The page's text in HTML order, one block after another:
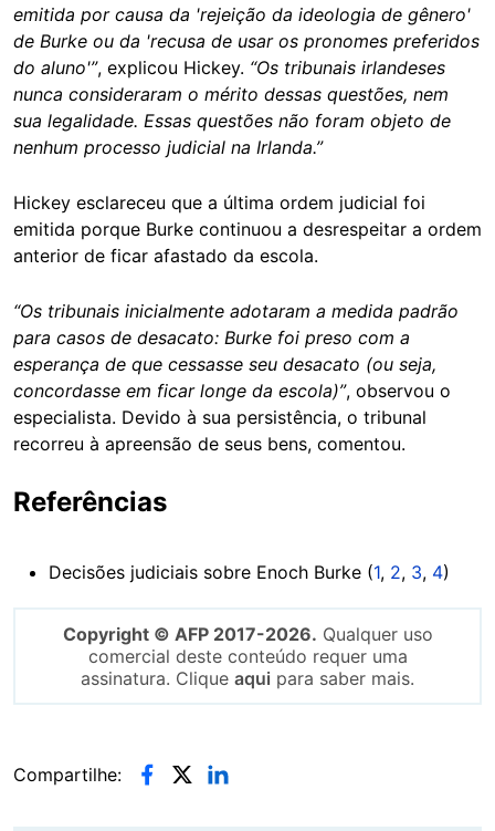
emitida por causa da 'rejeição da ideologia de gênero'
de Burke ou da 'recusa de usar os pronomes preferidos
do aluno'”, explicou Hickey. “Os tribunais irlandeses
nunca consideraram o mérito dessas questões, nem
sua legalidade. Essas questões não foram objeto de
nenhum processo judicial na Irlanda.”
Hickey esclareceu que a última ordem judicial foi
emitida porque Burke continuou a desrespeitar a ordem
anterior de ficar afastado da escola.
“Os tribunais inicialmente adotaram a medida padrão
para casos de desacato: Burke foi preso com a
esperança de que cessasse seu desacato (ou seja,
concordasse em ficar longe da escola)”, observou o
especialista. Devido à sua persistência, o tribunal
recorreu à apreensão de seus bens, comentou.
Referências
Decisões judiciais sobre Enoch Burke (1, 2, 3, 4)
Copyright © AFP 2017-2026. Qualquer uso
comercial deste conteúdo requer uma
assinatura. Clique aqui para saber mais.
Compartilhe: